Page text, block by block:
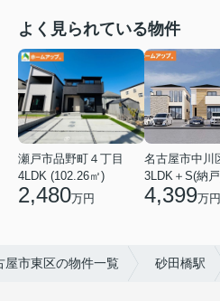
よく見られている物件
瀬戸市品野町４丁目
4LDK (102.26㎡)
2,480万円 4,399万円
屋市東区の物件一覧 砂田橋駅